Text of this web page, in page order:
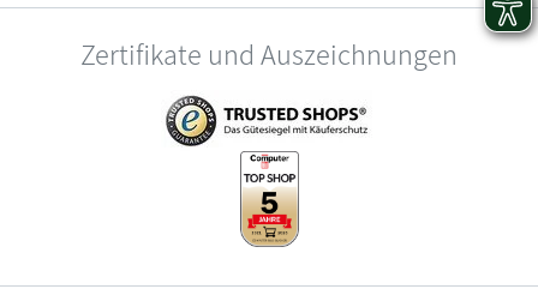
Zertifikate und Auszeichnungen